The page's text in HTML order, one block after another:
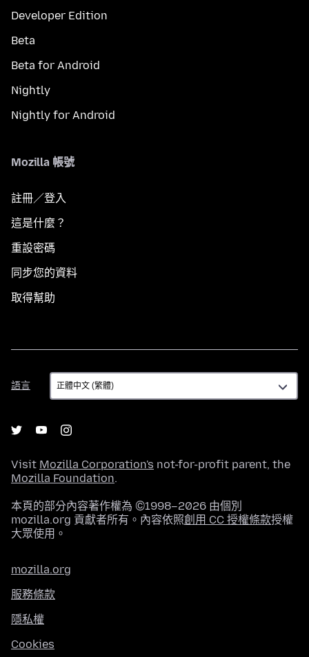
Developer Edition
Beta
Beta for Android
Nightly
Nightly for Android
Mozilla 帳號
註冊／登入
這是什麼？
重設密碼
同步您的資料
取得幫助
語言
語
言
Visit Mozilla Corporation's not-for-profit parent, the
Mozilla Foundation.
本頁的部分內容著作權為 ©1998–2026 由個別
mozilla.org 貢獻者所有。內容依照創用 CC 授權條款授權
大眾使用。
mozilla.org
服務條款
隱私權
Cookies